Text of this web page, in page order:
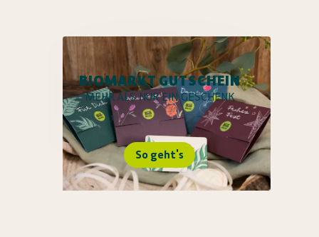
BIOMARKT GUTSCHEIN
MEHR ALS NUR EIN GESCHENK
So geht's